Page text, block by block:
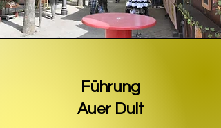
Führung
Auer Dult